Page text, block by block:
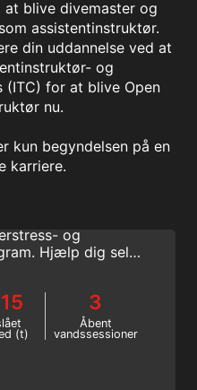
blive divemaster og
assistentinstruktør.
din uddannelse ved at
og
for at blive Open
nu.
kun begyndelsen på en
karriere.
og
Hjælp dig selv
(t)
3
Åbent
vandssessioner